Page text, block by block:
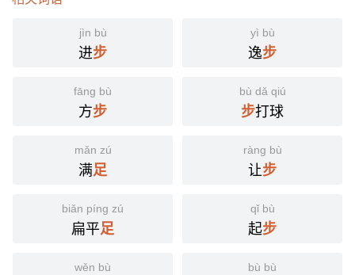
jìn bù
进步
yì bù
逸步
fāng bù
方步
bù dǎ qiú
步打球
mǎn zú
满足
ràng bù
让步
biǎn píng zú
扁平足
qǐ bù
起步
wěn bù bù bù